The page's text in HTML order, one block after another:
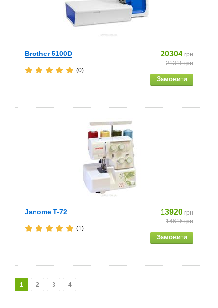
Brother 5100D 20304 грн
21319грн
(0)
Janome T-72 13920 грн
14616грн
(1)
1 2 3 4